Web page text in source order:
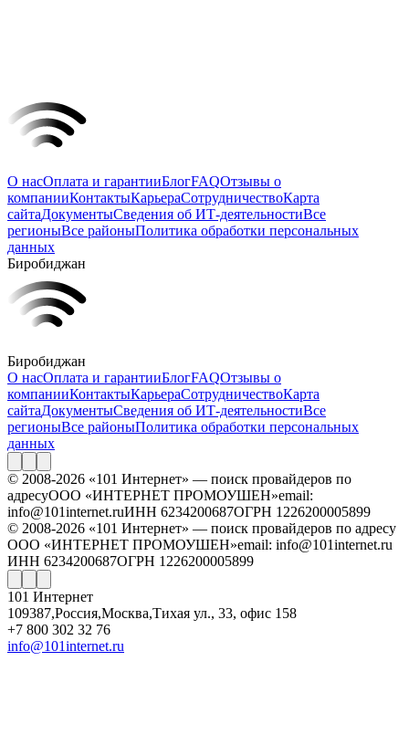
О насОплата и гарантииБлогFAQОтзывы о
компанииКонтактыКарьераСотрудничествоКарта
сайтаДокументыСведения об ИТ-деятельностиВсе
регионыВсе районыПолитика обработки персональных
данных
Биробиджан
Биробиджан
О насОплата и гарантииБлогFAQОтзывы о
компанииКонтактыКарьераСотрудничествоКарта
сайтаДокументыСведения об ИТ-деятельностиВсе
регионыВсе районыПолитика обработки персональных
данных
© 2008-2026 «101 Интернет» — поиск провайдеров по
адресуООО «ИНТЕРНЕТ ПРОМОУШЕН»email:
info@101internet.ruИНН 6234200687ОГРН 1226200005899
© 2008-2026 «101 Интернет» — поиск провайдеров по адресу
ООО «ИНТЕРНЕТ ПРОМОУШЕН»email: info@101internet.ru
ИНН 6234200687ОГРН 1226200005899
101 Интернет
109387,Россия,Москва,Тихая ул., 33, офис 158
+7 800 302 32 76
info@101internet.ru